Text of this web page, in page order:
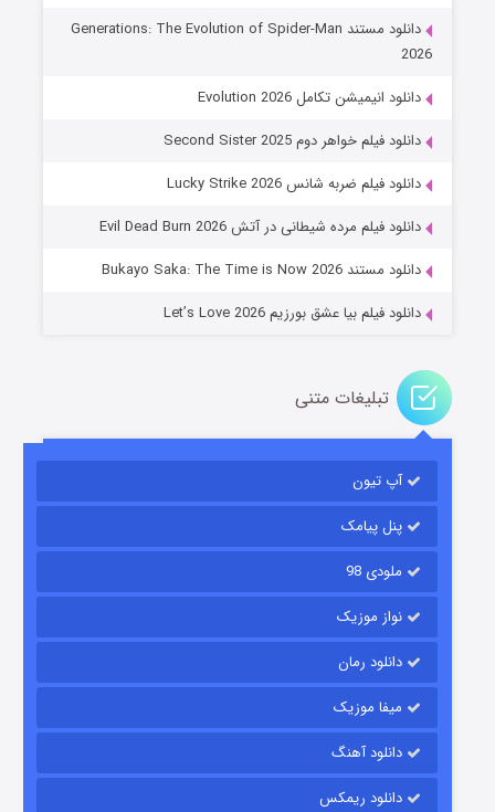
جادوگری در مغولستان
باب اسفنجی فصل ۱۷
قسمت۶ (زیرنویس) منتشر شد
قسمت۱۵ (دوبله) منتشر شد
دانلود مستند Generations: The Evolution of Spider-Man
2026
دانلود انیمیشن تکامل Evolution 2026
دانلود فیلم خواهر دوم Second Sister 2025
دانلود فیلم ضربه شانس Lucky Strike 2026
دانلود فیلم مرده شیطانی در آتش Evil Dead Burn 2026
دانلود مستند Bukayo Saka: The Time is Now 2026
دانلود فیلم بیا عشق بورزیم Let’s Love 2026
تبلیغات متنی
آپ تیون
پنل پیامک
ملودی 98
نواز موزیک
دانلود رمان
میفا موزیک
دانلود آهنگ
دانلود ریمکس